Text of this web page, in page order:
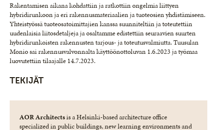
Rakentamisen aikana kohdattiin ja ratkottiin ongelmia liittyen
hybridirunkoon ja eri rakennusmateriaalien ja tuoteosien yhdistämiseen.
Yhteistyössä tuoteosatoimittajien kanssa suunniteltiin ja toteutettiin
uudenlaisia liitosdetaljeja ja osaltamme edistettiin seuraavien suurten
hybridirunkoisten rakennusten tarjous- ja toteutusvalmiutta. Tuusulan
Monio sai rakennusvalvonnalta käyttöönottoluvan 1.6.2023 ja työmaa
luovutettiin tilaajalle 14.7.2023.
TEKIJÄT
AOR Architectsis a Helsinki-based architecture office
specialized in public buildings, new learning environments and